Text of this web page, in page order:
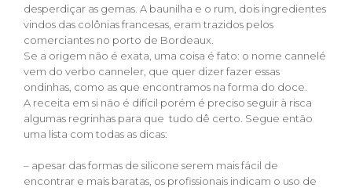
desperdiçar as gemas. A baunilha e o rum, dois ingredientes
vindos das colônias francesas, eram trazidos pelos
comerciantes no porto de Bordeaux.
Se a origem não é exata, uma coisa é fato: o nome cannelé
vem do verbo canneler, que quer dizer fazer essas
ondinhas, como as que encontramos na forma do doce.
A receita em si não é difícil porém é preciso seguir à risca
algumas regrinhas para que tudo dê certo. Segue então
uma lista com todas as dicas:
– apesar das formas de silicone serem mais fácil de
encontrar e mais baratas, os profissionais indicam o uso de